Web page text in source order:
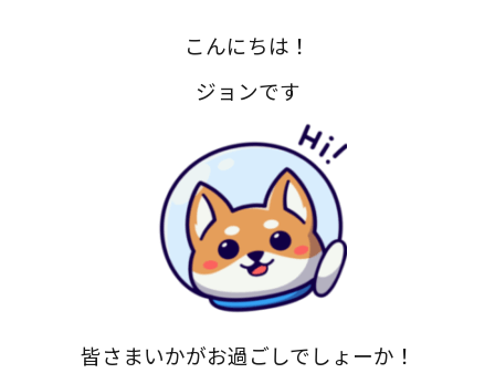
こんにちは！
ジョンです
皆さまいかがお過ごしでしょーか！